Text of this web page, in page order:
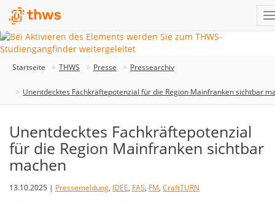
Startseite THWS Presse Pressearchiv
Unentdecktes Fachkräftepotenzial für die Region Mainfranken sichtbar
Unentdecktes Fachkräftepotenzial
für die Region Mainfranken sichtbar
machen
13.10.2025 | Pressemeldung, IDEE, FAS, FM, CraftTURN